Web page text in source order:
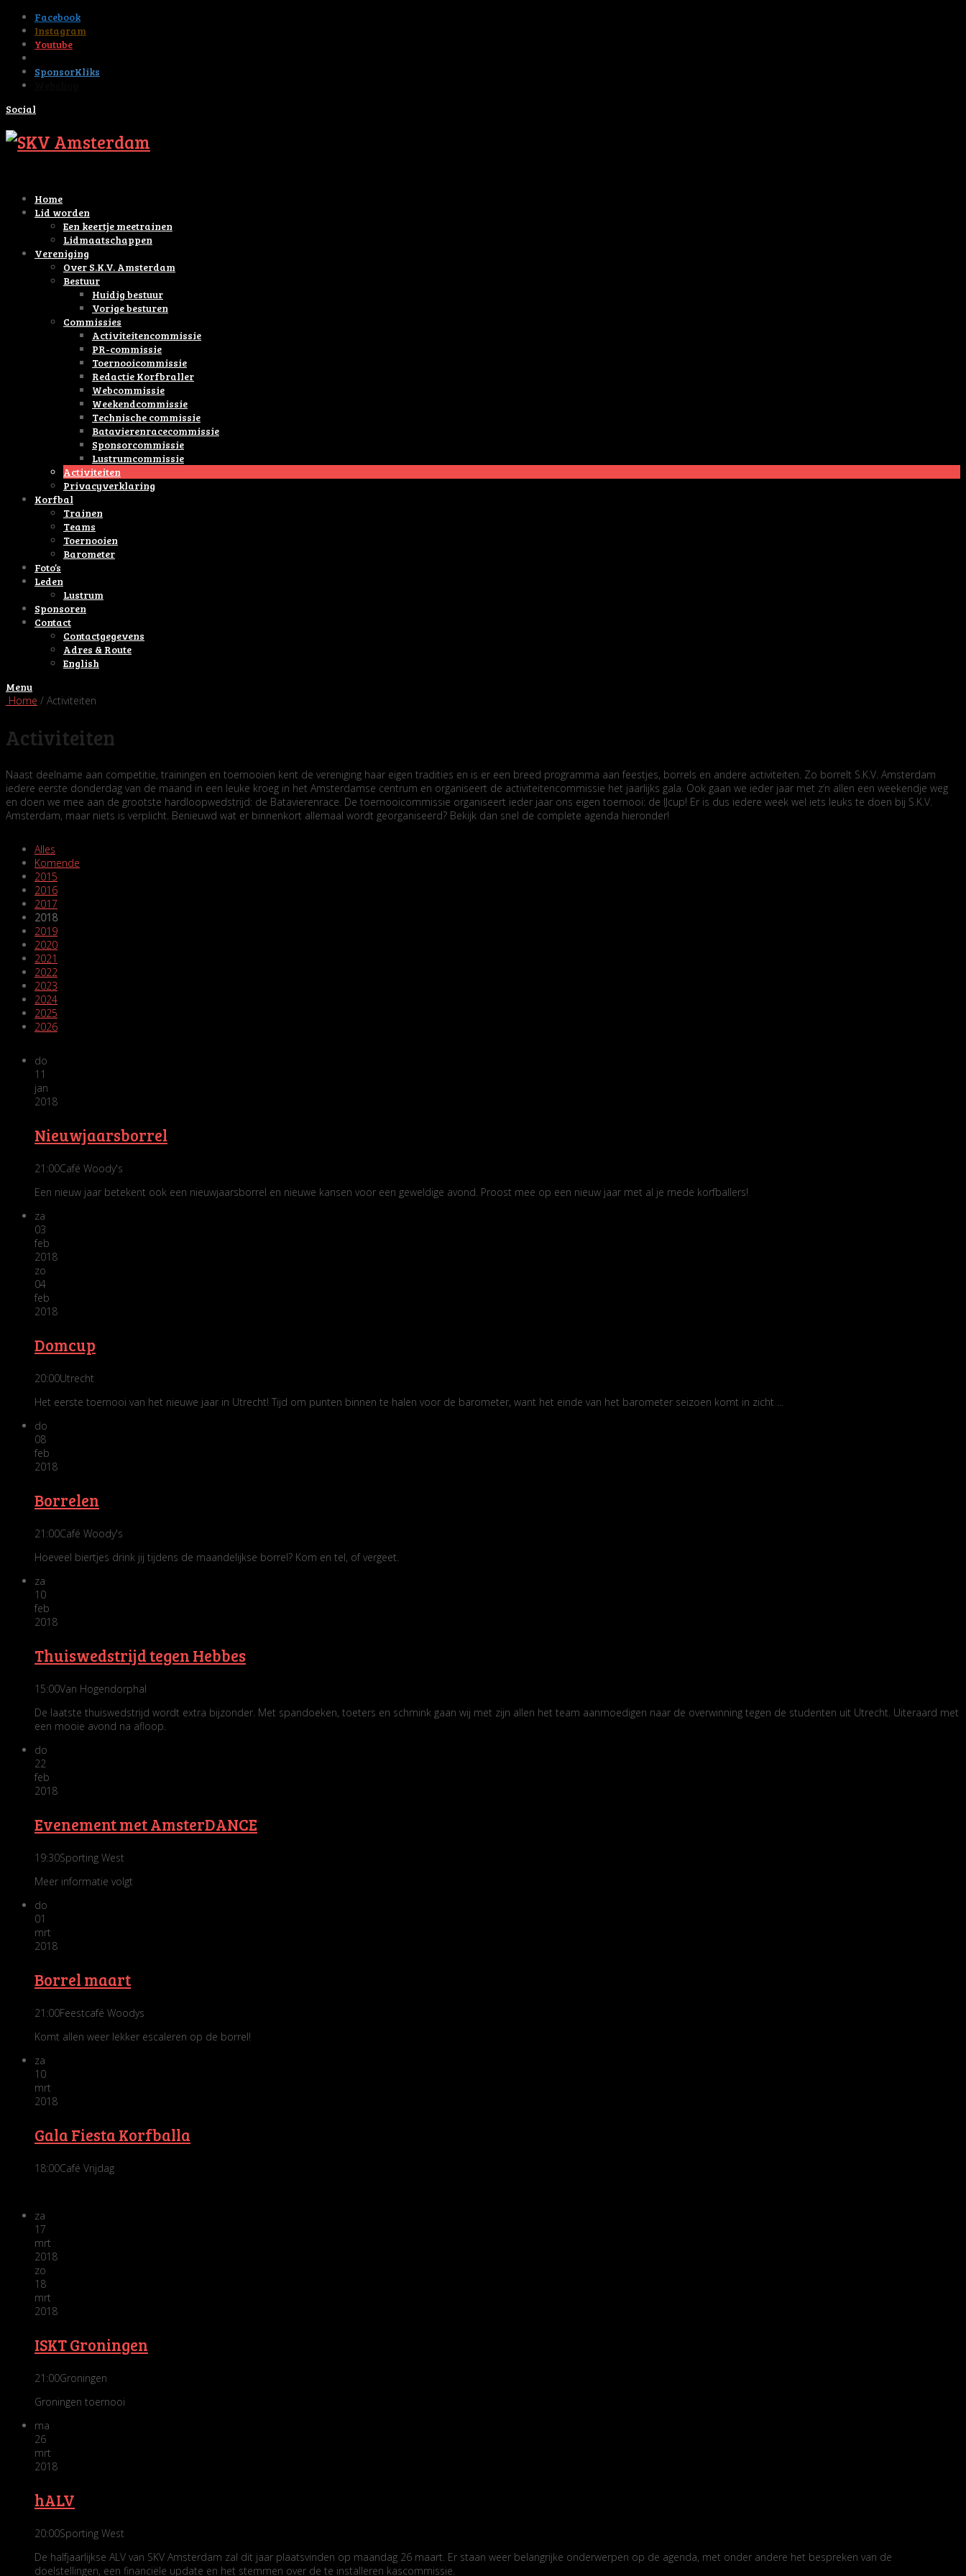
Facebook
Instagram
Youtube
SponsorKliks
Social
Home
Lid worden
Een keertje meetrainen
Lidmaatschappen
Vereniging
Over S.K.V. Amsterdam
Bestuur
Huidig bestuur
Vorige besturen
Commissies
Activiteitencommissie
PR-commissie
Toernooicommissie
Redactie Korfbraller
Webcommissie
Weekendcommissie
Technische commissie
Batavierenracecommissie
Sponsorcommissie
Lustrumcommissie
Activiteiten
Privacyverklaring
Korfbal
Trainen
Teams
Toernooien
Barometer
Foto’s
Leden
Lustrum
Sponsoren
Contact
Contactgegevens
Adres & Route
English
Menu
Home / Activiteiten
Activiteiten
Naast deelname aan competitie, trainingen en toernooien kent de vereniging haar eigen tradities en is er een breed programma aan feestjes, borrels en andere activiteiten. Zo borrelt S.K.V. Amsterdam
iedere eerste donderdag van de maand in een leuke kroeg in het Amsterdamse centrum en organiseert de activiteitencommissie het jaarlijks gala. Ook gaan we ieder jaar met z’n allen een weekendje weg
en doen we mee aan de grootste hardloopwedstrijd: de Batavierenrace. De toernooicommissie organiseert ieder jaar ons eigen toernooi: de IJcup! Er is dus iedere week wel iets leuks te doen bij S.K.V.
Amsterdam, maar niets is verplicht. Benieuwd wat er binnenkort allemaal wordt georganiseerd? Bekijk dan snel de complete agenda hieronder!
Alles
Komende
2015
2016
2017
2018
2019
2020
2021
2022
2023
2024
2025
2026
do
11
jan
2018
Nieuwjaarsborrel
21:00Café Woody's
Een nieuw jaar betekent ook een nieuwjaarsborrel en nieuwe kansen voor een geweldige avond. Proost mee op een nieuw jaar met al je mede korfballers!
za
03
feb
2018
zo
04
feb
2018
Domcup
20:00Utrecht
Het eerste toernooi van het nieuwe jaar in Utrecht! Tijd om punten binnen te halen voor de barometer, want het einde van het barometer seizoen komt in zicht ...
do
08
feb
2018
Borrelen
21:00Café Woody's
Hoeveel biertjes drink jij tijdens de maandelijkse borrel? Kom en tel, of vergeet.
za
10
feb
2018
Thuiswedstrijd tegen Hebbes
15:00Van Hogendorphal
De laatste thuiswedstrijd wordt extra bijzonder. Met spandoeken, toeters en schmink gaan wij met zijn allen het team aanmoedigen naar de overwinning tegen de studenten uit Utrecht. Uiteraard met
een mooie avond na afloop.
do
22
feb
2018
Evenement met AmsterDANCE
19:30Sporting West
Meer informatie volgt
do
01
mrt
2018
Borrel maart
21:00Feestcafé Woodys
Komt allen weer lekker escaleren op de borrel!
za
10
mrt
2018
Gala Fiesta Korfballa
18:00Café Vrijdag
za
17
mrt
2018
zo
18
mrt
2018
ISKT Groningen
21:00Groningen
Groningen toernooi
ma
26
mrt
2018
hALV
20:00Sporting West
De halfjaarlijkse ALV van SKV Amsterdam zal dit jaar plaatsvinden op maandag 26 maart. Er staan weer belangrijke onderwerpen op de agenda, met onder andere het bespreken van de
doelstellingen, een financiële update en het stemmen over de te installeren kascommissie.